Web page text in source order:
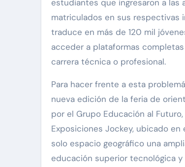
estudiantes que ingresaron a las
matriculados en sus respectivas
traduce en más de 120 mil
acceder a plataformas
carrera técnica o profesional.
Para hacer frente a esta
nueva edición de la feria de
por el Grupo Educación al
Exposiciones Jockey, ubicado
solo espacio geográfico una
educación superior tecnológica